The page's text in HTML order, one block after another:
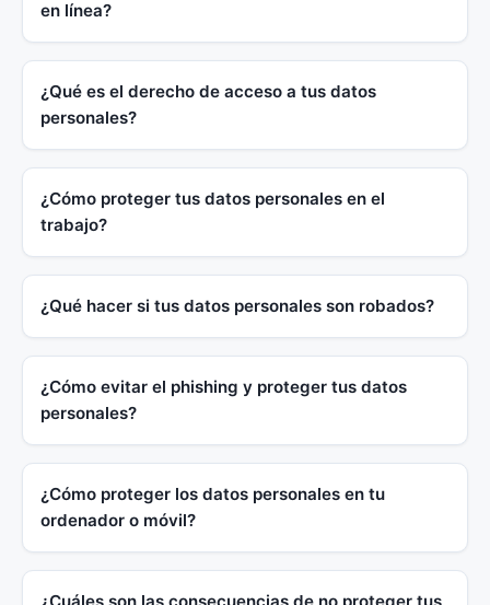
en línea?
¿Qué es el derecho de acceso a tus datos
personales?
¿Cómo proteger tus datos personales en el
trabajo?
¿Qué hacer si tus datos personales son robados?
¿Cómo evitar el phishing y proteger tus datos
personales?
¿Cómo proteger los datos personales en tu
ordenador o móvil?